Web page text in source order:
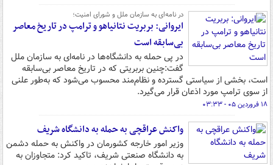
در نامه‌ای به سازمان ملل و شورای امنیت؛
ایروانی: بربریت نتانیاهو و ترامپ در تاریخ معاصر
بی‌سابقه است
در پی حمله به دانشگاه‌ها در نامه‌ای به سازمان ملل
گفت:چنین بربریتی که در تاریخ معاصر بی‌سابقه
است، بخشی از سیاستی گسترده و نظام‌مند محسوب می‌شود که به‌طور علنی
از سوی ترامپ مورد اذعان قرار می‌گیرد.
۱۸ فروردین ۰۵ - ۰۳:۳۳
واکنش عراقچی به حمله به دانشگاه شریف
وزیر امور خارجه کشورمان در واکنش به حمله دشمن
به دانشگاه صنعتی شریف، تاکید کرد: متجاوزان به‌